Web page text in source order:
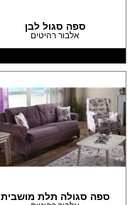
ספה סגול לבן
אלבור רהיטים
ספה סגולה תלת מושבית